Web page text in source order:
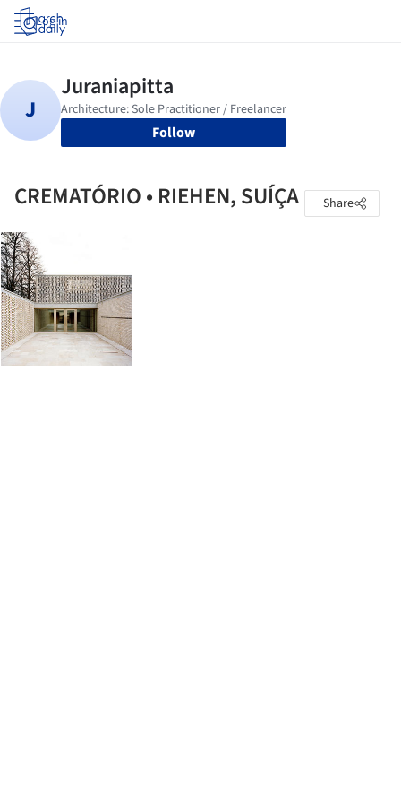
Log in
Follow
CREMATÓRIO • RIEHEN, SUÍÇA Share